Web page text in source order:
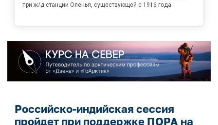
при ж/д станции Оленья, существующей с 1916 года
Российско-индийская сессия
пройдет при поддержке ПОРА на